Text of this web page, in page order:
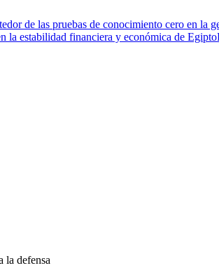
de las pruebas de conocimiento cero en la
la estabilidad financiera y económica de Egipto
la defensa